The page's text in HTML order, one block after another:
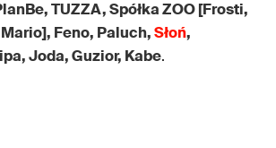
TUZZA, Spółka ZOO [Frosti,
Mario], Feno, Paluch,Słoń,
Joda, Guzior, Kabe.